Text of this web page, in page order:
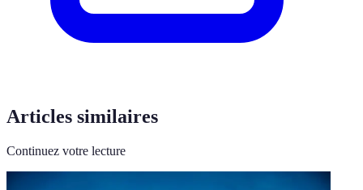
Articles similaires
Continuez votre lecture